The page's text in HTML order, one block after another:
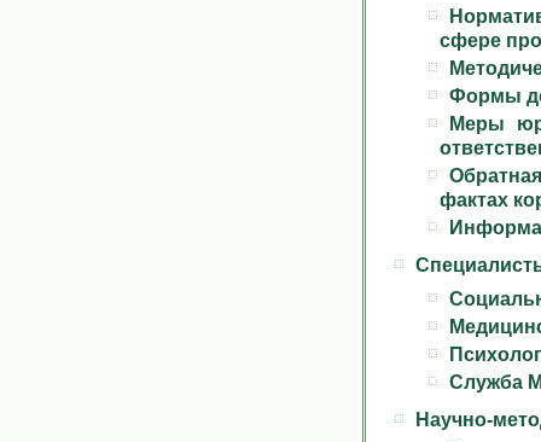
сфере
Формы
Меры
фактах
Служба
Научно-